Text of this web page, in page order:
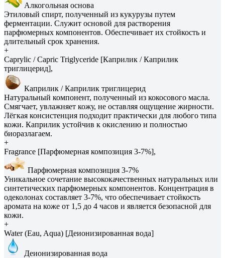
Алкогольная основа
Этиловый спирт, полученный из кукурузы путем
ферментации. Служит основой для растворения
парфюмерных компонентов. Обеспечивает их стойкость и
длительный срок хранения.
+
Caprylic / Capric Triglyceride [Каприлик / Каприлик
триглицерид],
Каприлик / Каприлик триглицерид
Натуральный компонент, полученный из кокосового масла.
Смягчает, увлажняет кожу, не оставляя ощущение жирности.
Лёгкая консистенция подходит практически для любого типа
кожи. Каприлик устойчив к окислению и полностью
биоразлагаем.
+
Fragrance [Парфюмерная композиция 3-7%],
Парфюмерная композиция 3-7%
Уникальное сочетание высококачественных натуральных или
синтетических парфюмерных компонентов. Концентрация в
одеколонах составляет 3-7%, что обеспечивает стойкость
аромата на коже от 1,5 до 4 часов и является безопасной для
кожи.
+
Water (Eau, Aqua) [Деионизированная вода]
Деионизированная вода